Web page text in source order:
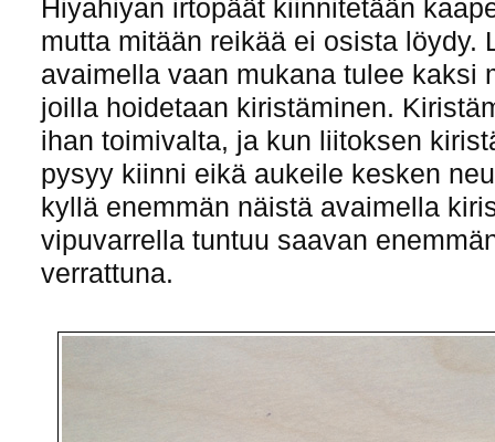
Hiyahiyan irtopäät kiinnitetään
mutta mitään reikää ei osista löydy.
avaimella vaan mukana tulee kaksi
joilla hoidetaan kiristäminen.
ihan toimivalta, ja kun liitoksen
pysyy kiinni eikä aukeile kesken
kyllä enemmän näistä avaimella
vipuvarrella tuntuu saavan
verrattuna.